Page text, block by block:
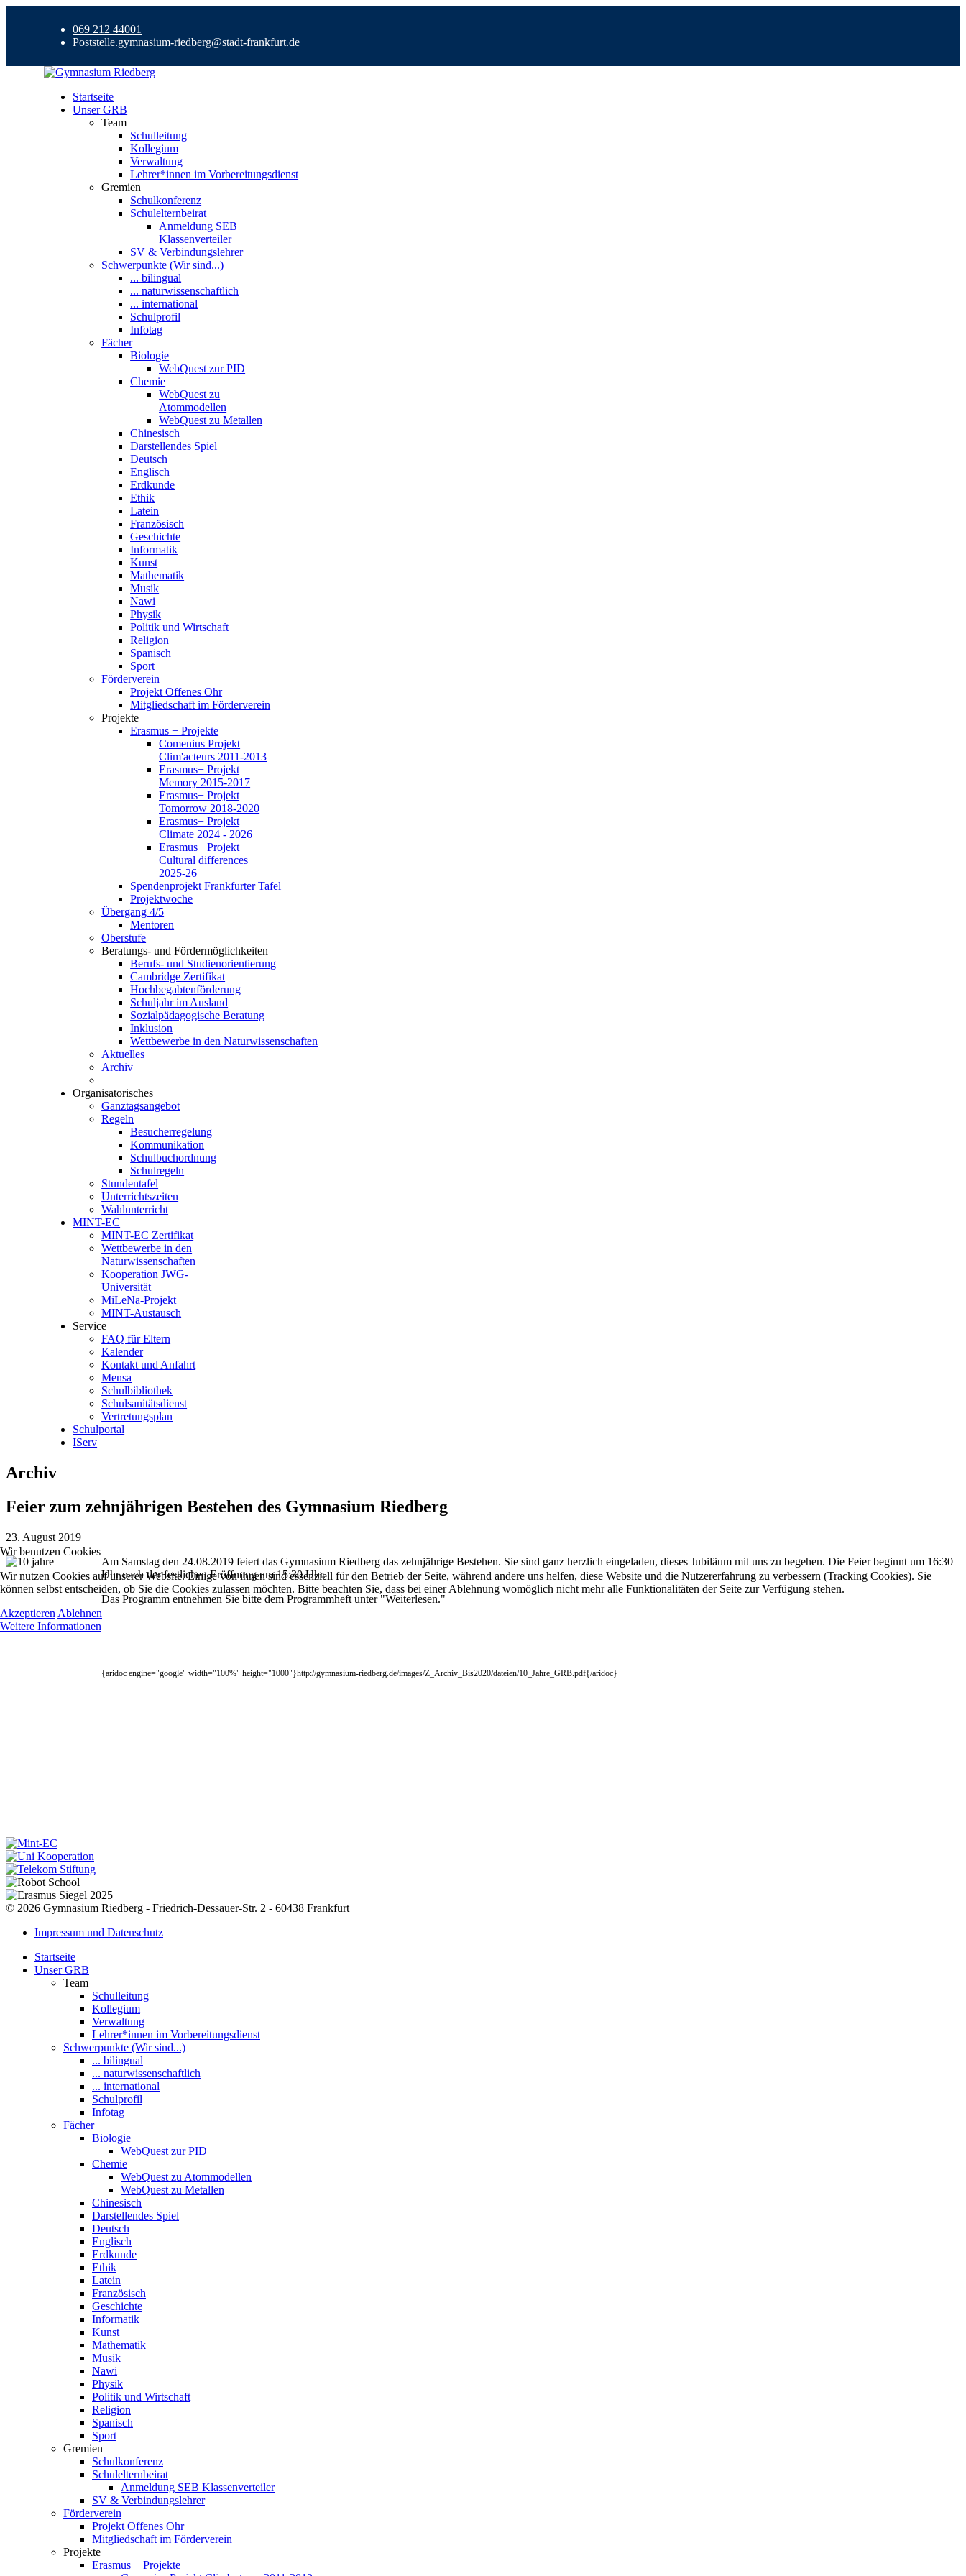
069 212 44001
Poststelle.gymnasium-riedberg@stadt-frankfurt.de
Startseite
Unser GRB
Team
Schulleitung
Kollegium
Verwaltung
Lehrer*innen im Vorbereitungsdienst
Gremien
Schulkonferenz
Schulelternbeirat
Anmeldung SEB
Klassenverteiler
SV & Verbindungslehrer
Schwerpunkte (Wir sind...)
... bilingual
... naturwissenschaftlich
... international
Schulprofil
Infotag
Fächer
Biologie
WebQuest zur PID
Chemie
WebQuest zu
Atommodellen
WebQuest zu Metallen
Chinesisch
Darstellendes Spiel
Deutsch
Englisch
Erdkunde
Ethik
Latein
Französisch
Geschichte
Informatik
Kunst
Mathematik
Musik
Nawi
Physik
Politik und Wirtschaft
Religion
Spanisch
Sport
Förderverein
Projekt Offenes Ohr
Mitgliedschaft im Förderverein
Projekte
Erasmus + Projekte
Comenius Projekt
Clim'acteurs 2011-2013
Erasmus+ Projekt
Memory 2015-2017
Erasmus+ Projekt
Tomorrow 2018-2020
Erasmus+ Projekt
Climate 2024 - 2026
Erasmus+ Projekt
Cultural differences
2025-26
Spendenprojekt Frankfurter Tafel
Projektwoche
Übergang 4/5
Mentoren
Oberstufe
Beratungs- und Fördermöglichkeiten
Berufs- und Studienorientierung
Cambridge Zertifikat
Hochbegabtenförderung
Schuljahr im Ausland
Sozialpädagogische Beratung
Inklusion
Wettbewerbe in den Naturwissenschaften
Aktuelles
Archiv
Organisatorisches
Ganztagsangebot
Regeln
Besucherregelung
Kommunikation
Schulbuchordnung
Schulregeln
Stundentafel
Unterrichtszeiten
Wahlunterricht
MINT-EC
MINT-EC Zertifikat
Wettbewerbe in den
Naturwissenschaften
Kooperation JWG-
Universität
MiLeNa-Projekt
MINT-Austausch
Service
FAQ für Eltern
Kalender
Kontakt und Anfahrt
Mensa
Schulbibliothek
Schulsanitätsdienst
Vertretungsplan
Schulportal
IServ
Archiv
Feier zum zehnjährigen Bestehen des Gymnasium Riedberg
23. August 2019
Am Samstag den 24.08.2019 feiert das Gymnasium Riedberg das zehnjährige Bestehen. Sie sind ganz herzlich eingeladen, dieses Jubiläum mit uns zu begehen. Die Feier beginnt um 16:30
Uhr nach der festlichen Eröffnung um 15:30 Uhr.
Das Programm entnehmen Sie bitte dem Programmheft unter "Weiterlesen."
{aridoc engine="google" width="100%" height="1000"}http://gymnasium-riedberg.de/images/Z_Archiv_Bis2020/dateien/10_Jahre_GRB.pdf{/aridoc}
© 2026 Gymnasium Riedberg - Friedrich-Dessauer-Str. 2 - 60438 Frankfurt
Impressum und Datenschutz
Startseite
Unser GRB
Team
Schulleitung
Kollegium
Verwaltung
Lehrer*innen im Vorbereitungsdienst
Schwerpunkte (Wir sind...)
... bilingual
... naturwissenschaftlich
... international
Schulprofil
Infotag
Fächer
Biologie
WebQuest zur PID
Chemie
WebQuest zu Atommodellen
WebQuest zu Metallen
Chinesisch
Darstellendes Spiel
Deutsch
Englisch
Erdkunde
Ethik
Latein
Französisch
Geschichte
Informatik
Kunst
Mathematik
Musik
Nawi
Physik
Politik und Wirtschaft
Religion
Spanisch
Sport
Gremien
Schulkonferenz
Schulelternbeirat
Anmeldung SEB Klassenverteiler
SV & Verbindungslehrer
Förderverein
Projekt Offenes Ohr
Mitgliedschaft im Förderverein
Projekte
Erasmus + Projekte
Wir benutzen Cookies
Wir nutzen Cookies auf unserer Website. Einige von ihnen sind essenziell für den Betrieb der Seite, während andere uns helfen, diese Website und die Nutzererfahrung zu verbessern (Tracking Cookies). Sie
können selbst entscheiden, ob Sie die Cookies zulassen möchten. Bitte beachten Sie, dass bei einer Ablehnung womöglich nicht mehr alle Funktionalitäten der Seite zur Verfügung stehen.
Akzeptieren Ablehnen
Weitere Informationen